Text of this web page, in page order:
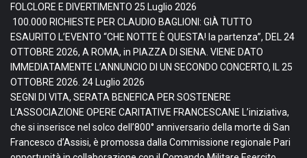
FOLCLORE E DIVERTIMENTO 25 Luglio 2026
100.000 RICHIESTE PER CLAUDIO BAGLIONI: GIÀ TUTTO
ESAURITO L’EVENTO “CHE NOTTE È QUESTA! la partenza”, DEL 24
OTTOBRE 2026, A ROMA, in PIAZZA DI SIENA. VIENE DATO
IMMEDIATAMENTE L’ANNUNCIO DI UN SECONDO CONCERTO, IL 25
OTTOBRE 2026. 24 Luglio 2026
SEGNI DI VITA, SERATA BENEFICA PER SOSTENERE
L’ASSOCIAZIONE OPERE CARITATIVE FRANCESCANE L’iniziativa,
che si inserisce nel solco dell’800° anniversario della morte di San
Francesco d’Assisi, è promossa dalla Commissione regionale Pari